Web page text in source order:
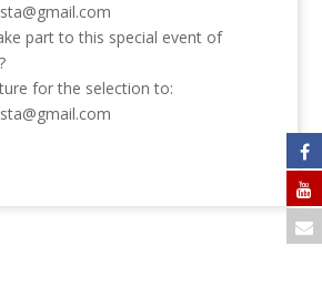
part to this special event of
for the selection to: